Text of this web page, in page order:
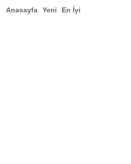
Anasayfa Yeni En İyi